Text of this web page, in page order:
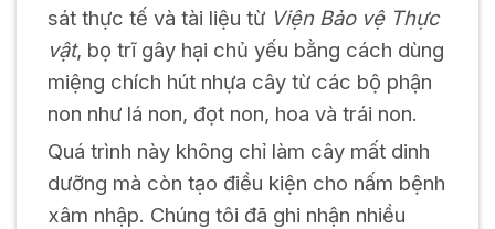
sát thực tế và tài liệu từ Viện Bảo vệ Thực
vật, bọ trĩ gây hại chủ yếu bằng cách dùng
miệng chích hút nhựa cây từ các bộ phận
non như lá non, đọt non, hoa và trái non.
Quá trình này không chỉ làm cây mất dinh
dưỡng mà còn tạo điều kiện cho nấm bệnh
xâm nhập. Chúng tôi đã ghi nhận nhiều